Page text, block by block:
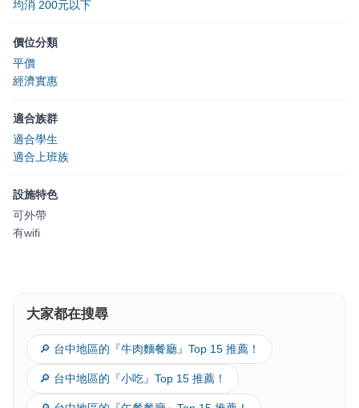
均消 200元以下
價位分類
平價
經濟實惠
適合族群
適合學生
適合上班族
設施特色
可外帶
有wifi
大家都在搜尋
🔎 台中地區的『牛肉麵餐廳』Top 15 推薦！
🔎 台中地區的『小吃』Top 15 推薦！